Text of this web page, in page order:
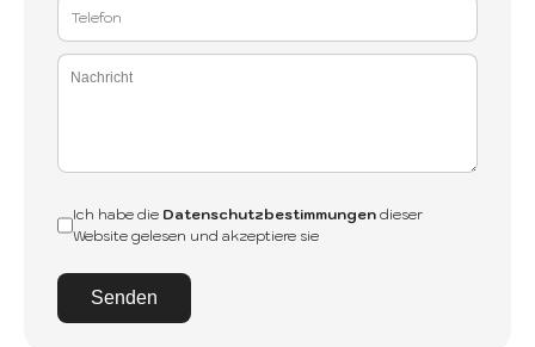
Ich habe die Datenschutzbestimmungen dieser
Website gelesen und akzeptiere sie
Senden